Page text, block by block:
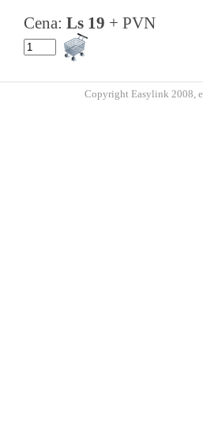
Cena: Ls 19 + PVN
Copyright Easylink 2008,